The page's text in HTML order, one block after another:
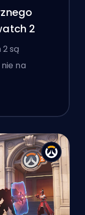
2
2 są
na